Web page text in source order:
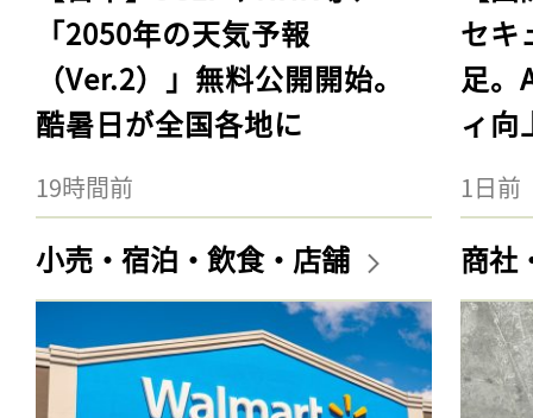
「2050年の天気予報
（Ver.2）」無料公開開始。
酷暑日が全国各地に
19時間前
セキ
足。
ィ向
1日前
小売・宿泊・飲食・店舗 商社